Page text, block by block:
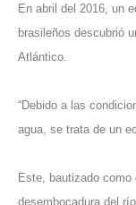
En abril del 2016, un
brasileños descubrió
Atlántico.
“Debido a las
agua, se trata de un
Este, bautizado
desembocadura del